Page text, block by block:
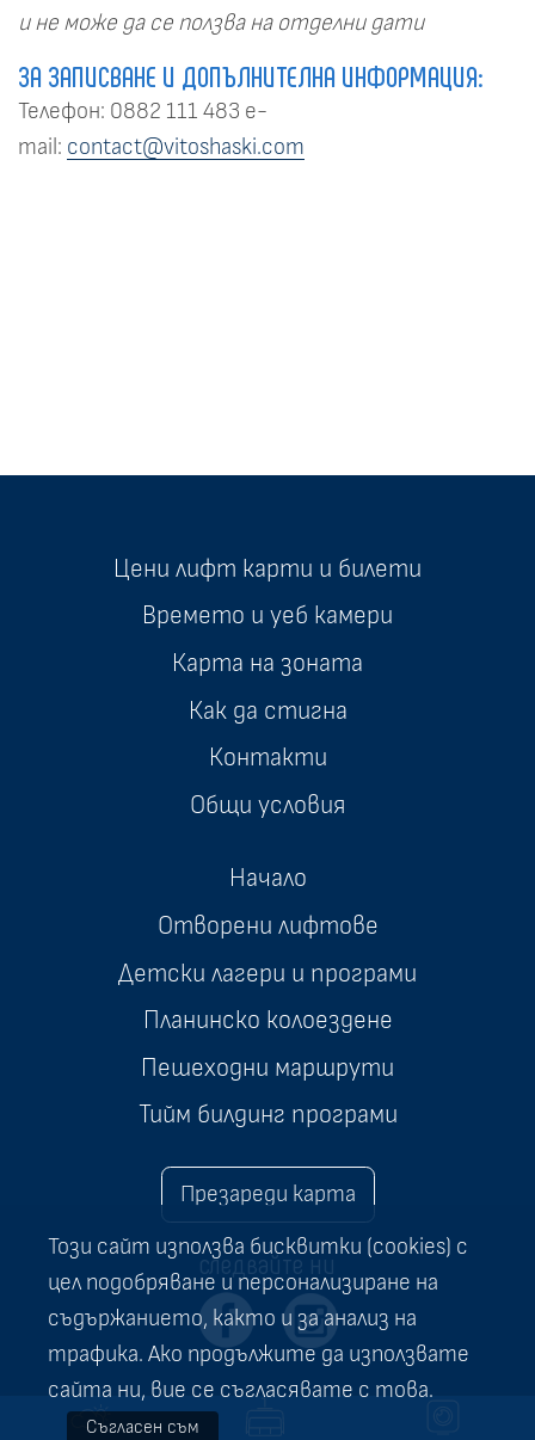
Този сайт използва бисквитки (cookies) с
цел подобряване и персонализиране на
съдържанието, както и за анализ на
трафика. Ако продължите да използвате
сайта ни, вие се съгласявате с това.
Съгласен съм
и не може да се ползва на отделни дати
ЗА ЗАПИСВАНЕ И ДОПЪЛНИТЕЛНА ИНФОРМАЦИЯ:
Телефон: 0882 111 483 е-
mail: contact@vitoshaski.com
Цени лифт карти и билети
Времето и уеб камери
Карта на зоната
Как да стигна
Контакти
Общи условия
Начало
Отворени лифтове
Детски лагери и програми
Планинско колоездене
Пешеходни маршрути
Тийм билдинг програми
Презареди карта
следвайте ни